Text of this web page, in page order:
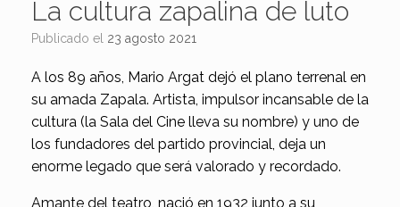
La cultura zapalina de luto
Publicado el 23 agosto 2021
A los 89 años, Mario Argat dejó el plano terrenal en
su amada Zapala. Artista, impulsor incansable de la
cultura (la Sala del Cine lleva su nombre) y uno de
los fundadores del partido provincial, deja un
enorme legado que será valorado y recordado.
Amante del teatro, nació en 1932 junto a su